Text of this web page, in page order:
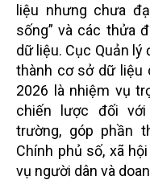
liệu nhưng chưa
sống” và các thửa
dữ liệu. Cục Quản
thành cơ sở dữ liệu
2026 là nhiệm vụ
chiến lược đối với
trường, góp phần
Chính phủ số, xã
vụ người dân và